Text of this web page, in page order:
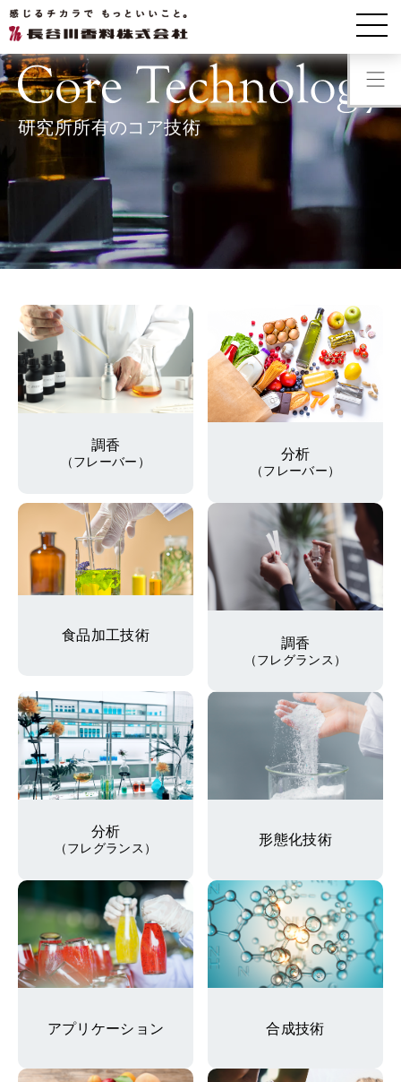
研究開発 研究所所有のコア技術
研究所所有のコア技術
調香
（フレーバー）
分析
（フレーバー）
食品加工技術 調香
（フレグランス）
分析
（フレグランス）
形態化技術
アプリケーション 合成技術